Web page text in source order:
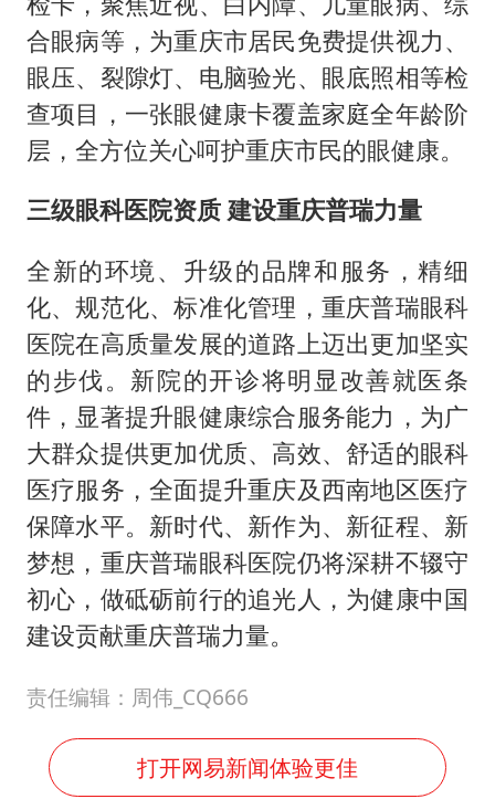
合眼病等，为重庆市居民免费提供视力、
眼压、裂隙灯、电脑验光、眼底照相等检
查项目，一张眼健康卡覆盖家庭全年龄阶
层，全方位关心呵护重庆市民的眼健康。
三级眼科医院资质 建设重庆普瑞力量
全新的环境、升级的品牌和服务，精细
化、规范化、标准化管理，重庆普瑞眼科
医院在高质量发展的道路上迈出更加坚实
的步伐。新院的开诊将明显改善就医条
件，显著提升眼健康综合服务能力，为广
大群众提供更加优质、高效、舒适的眼科
医疗服务，全面提升重庆及西南地区医疗
保障水平。新时代、新作为、新征程、新
梦想，重庆普瑞眼科医院仍将深耕不辍守
初心，做砥砺前行的追光人，为健康中国
建设贡献重庆普瑞力量。
责任编辑：周伟_CQ666
打开网易新闻体验更佳